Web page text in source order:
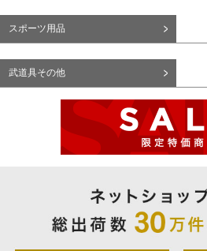
スポーツ用品
武道具その他